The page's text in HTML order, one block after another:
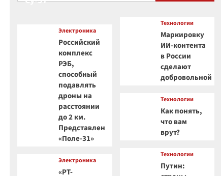
Электроника
Российский
комплекс
РЭБ,
способный
подавлять
дроны на
расстоянии
до 2 км.
Представлен
«Поле-31»
Электроника
«РТ-
Технологии
Маркировку
ИИ-контента
в России
сделают
добровольной
Технологии
Как понять,
что вам
врут?
Технологии
Путин: